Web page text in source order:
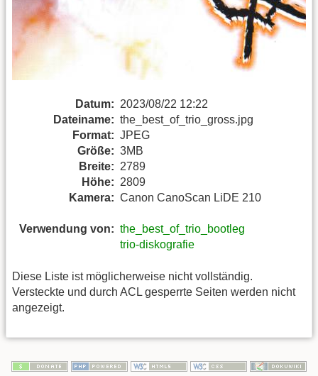
Datum: 2023/08/22 12:22
Dateiname: the_best_of_trio_gross.jpg
Format: JPEG
Größe: 3MB
Breite: 2789
Höhe: 2809
Kamera: Canon CanoScan LiDE 210
Verwendung von: the_best_of_trio_bootleg
trio-diskografie
Diese Liste ist möglicherweise nicht vollständig.
Versteckte und durch ACL gesperrte Seiten werden nicht
angezeigt.